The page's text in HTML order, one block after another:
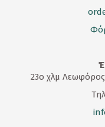
23ο χλμ